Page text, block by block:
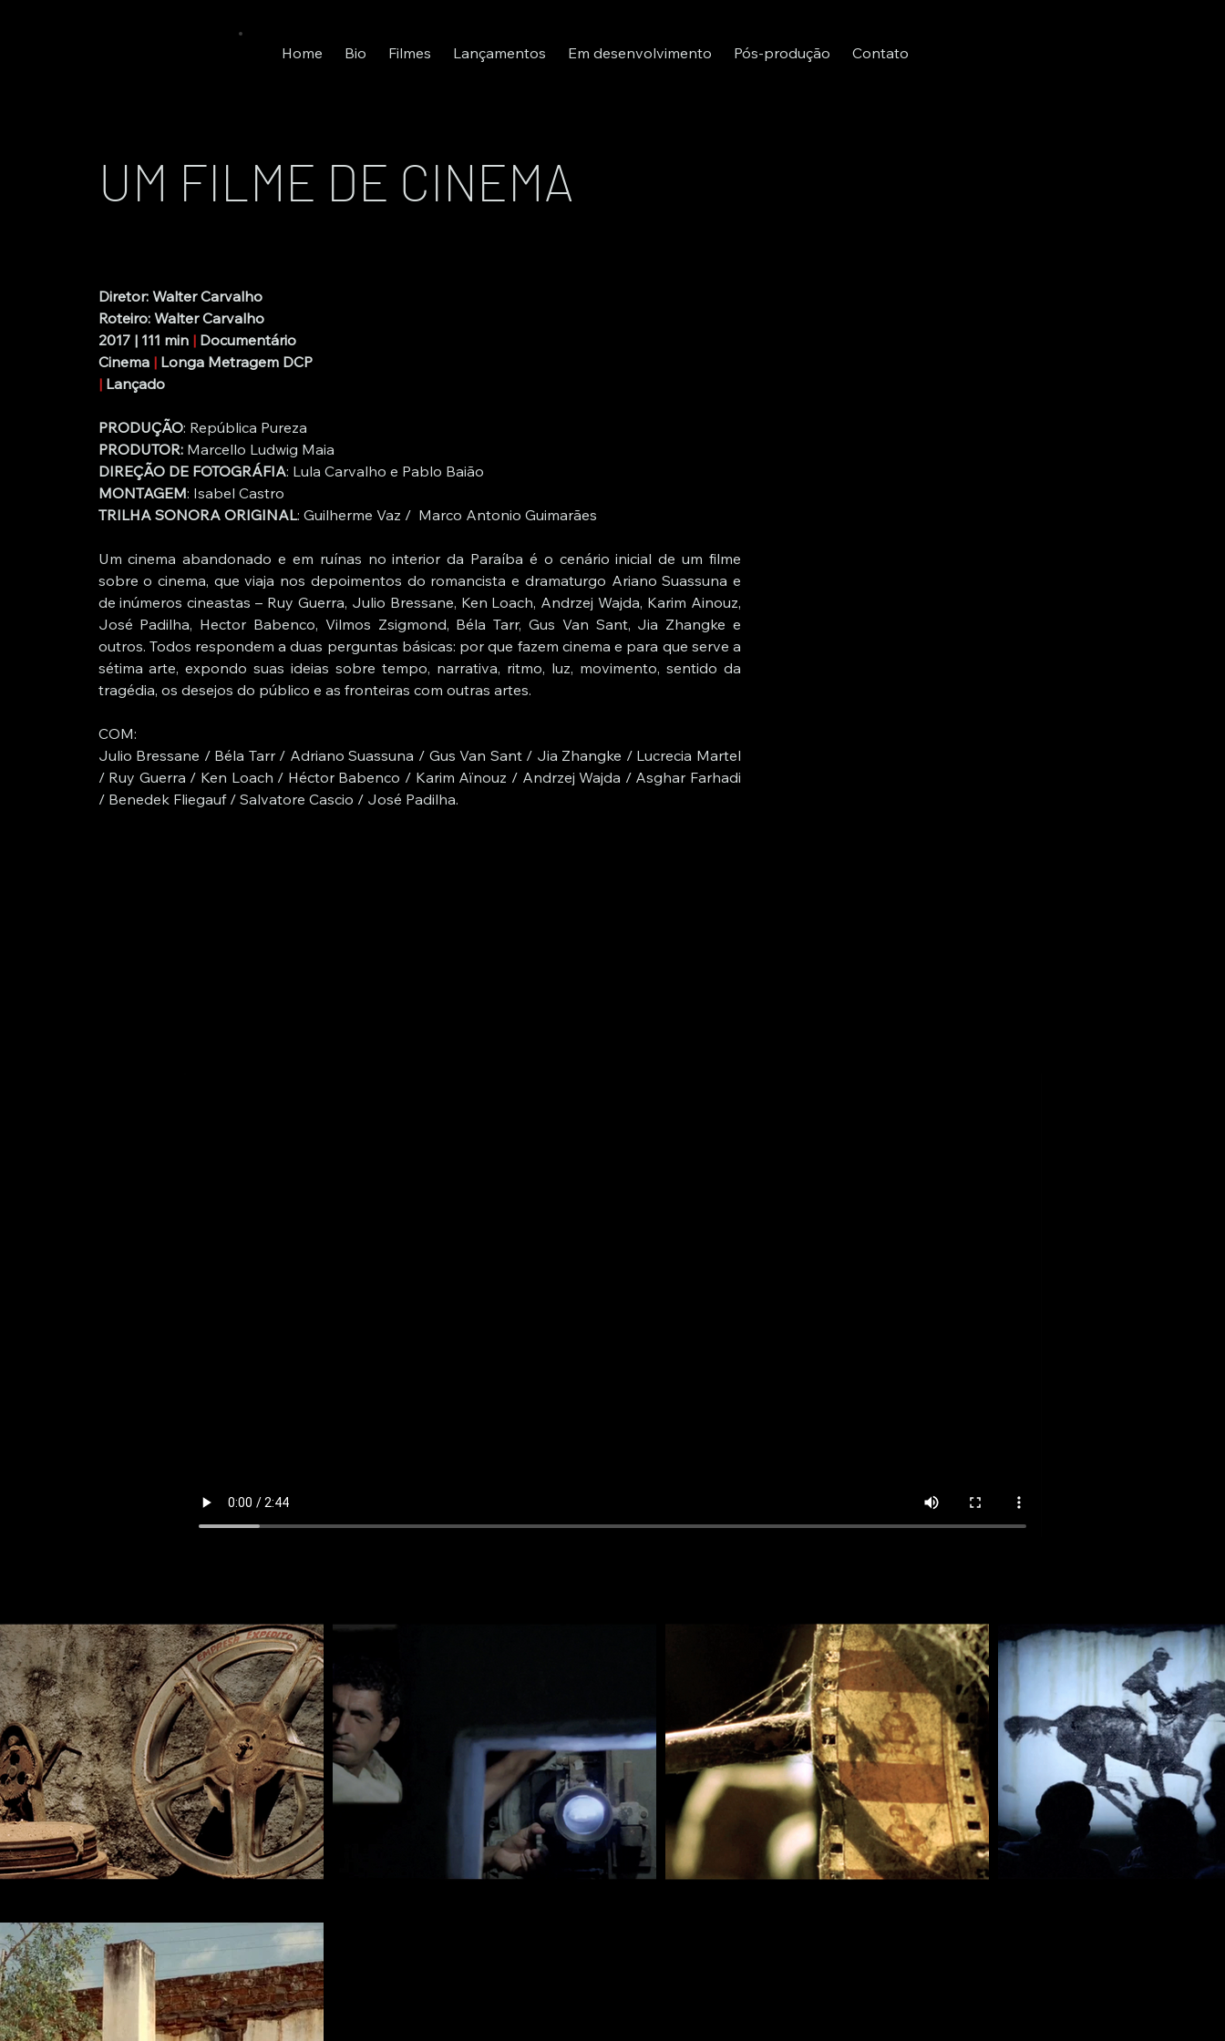
Home Bio Filmes Lançamentos Em desenvolvimento Pós-produção Contato
UM FILME DE CINEMA
Diretor: Walter Carvalho
Roteiro: Walter Carvalho
2017 | 111 min | Documentário
Cinema | Longa Metragem DCP
| Lançado
PRODUÇÃO: República Pureza
PRODUTOR: Marcello Ludwig Maia
DIREÇÃO DE FOTOGRÁFIA: Lula Carvalho e Pablo Baião
MONTAGEM: Isabel Castro
TRILHA SONORA ORIGINAL: Guilherme Vaz /  Marco Antonio Guimarães
Um cinema abandonado e em ruínas no interior da Paraíba é o cenário inicial de um filme
sobre o cinema, que viaja nos depoimentos do romancista e dramaturgo Ariano Suassuna e
de inúmeros cineastas – Ruy Guerra, Julio Bressane, Ken Loach, Andrzej Wajda, Karim Ainouz,
José Padilha, Hector Babenco, Vilmos Zsigmond, Béla Tarr, Gus Van Sant, Jia Zhangke e
outros. Todos respondem a duas perguntas básicas: por que fazem cinema e para que serve a
sétima arte, expondo suas ideias sobre tempo, narrativa, ritmo, luz, movimento, sentido da
tragédia, os desejos do público e as fronteiras com outras artes.
COM:
Julio Bressane / Béla Tarr / Adriano Suassuna / Gus Van Sant / Jia Zhangke / Lucrecia Martel
/ Ruy Guerra / Ken Loach / Héctor Babenco / Karim Aïnouz / Andrzej Wajda / Asghar Farhadi
/ Benedek Fliegauf / Salvatore Cascio / José Padilha.